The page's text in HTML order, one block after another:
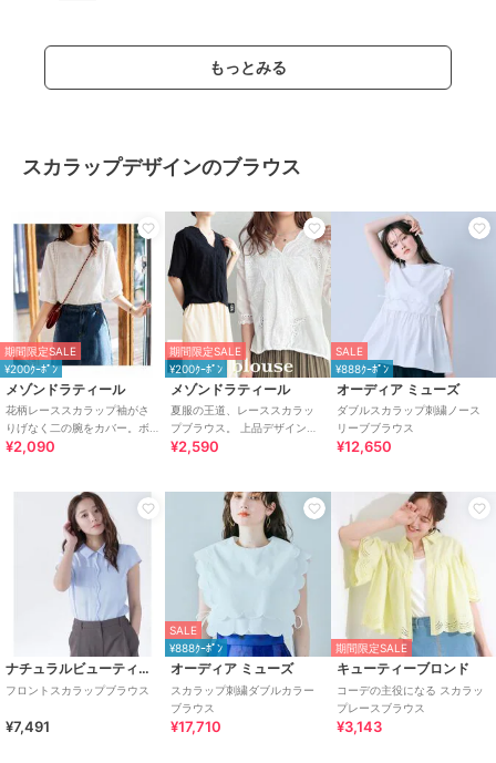
もっとみる
スカラップデザインのブラウス
期間限定SALE
¥200ｸｰﾎﾟﾝ
メゾンドラティール
花柄レーススカラップ袖がさ
りげなく二の腕をカバー。ボ
リューム袖の夏半端丈ブラウ
¥2,090
期間限定SALE
¥200ｸｰﾎﾟﾝ
メゾンドラティール
夏服の王道、レーススカラッ
プブラウス。 上品デザインな
夏トップスでフェミニンコー
¥2,590
SALE
¥888ｸｰﾎﾟﾝ
オーディア ミューズ
ダブルスカラップ刺繍ノース
リーブブラウス
¥12,650
ナチュラルビューティーベーシック
フロントスカラップブラウス
¥7,491
SALE
¥888ｸｰﾎﾟﾝ
オーディア ミューズ
スカラップ刺繍ダブルカラー
ブラウス
¥17,710
期間限定SALE
キューティーブロンド
コーデの主役になる スカラッ
プレースブラウス
¥3,143